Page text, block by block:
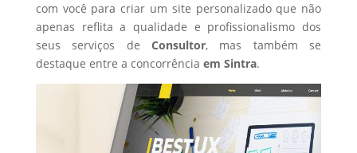
com você para criar um site personalizado que não
apenas reflita a qualidade e profissionalismo dos
seus serviços de Consultor, mas também se
destaque entre a concorrência em Sintra.